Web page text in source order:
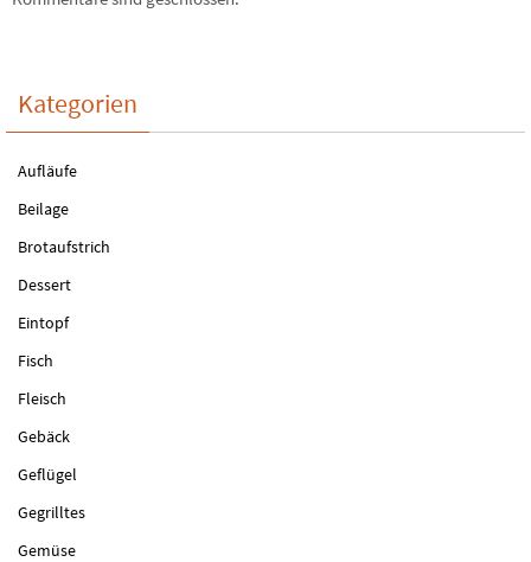
Kategorien
Aufläufe
Beilage
Brotaufstrich
Dessert
Eintopf
Fisch
Fleisch
Gebäck
Geflügel
Gegrilltes
Gemüse